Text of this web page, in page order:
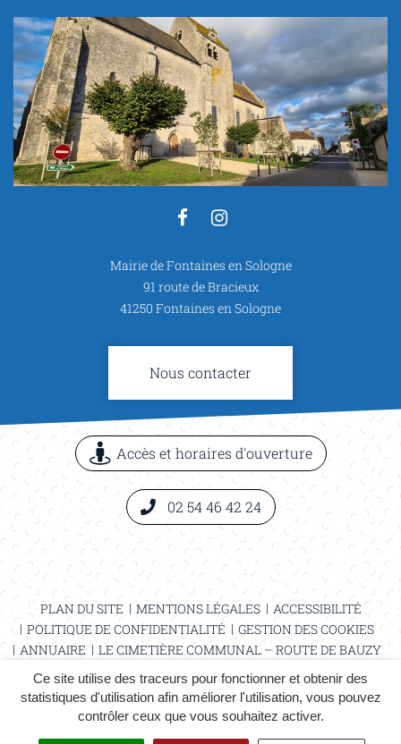
Ce site utilise des traceurs pour fonctionner et obtenir des
statistiques d'utilisation afin améliorer l'utilisation, vous pouvez
contrôler ceux que vous souhaitez activer.
Lien
le
compte
Facebook
le
compte
Instagram
Mairie de Fontaines en Sologne
91 route de Bracieux
41250 Fontaines en Sologne
Nous contacter
Accès et horaires d'ouverture
02 54 46 42 24
PLAN DU SITE MENTIONS LÉGALES
ACCESSIBILITÉ
POLITIQUE DE CONFIDENTIALITÉ
GESTION DES COOKIES
ANNUAIRE
LE CIMETIÈRE COMMUNAL – ROUTE DE BAUZY
EMPLOI == PROPULSE
PÊCHE À L’ÉTANG COMMUNAL